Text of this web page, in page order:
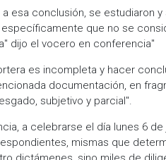
esa conclusión, se estudiaron y
que no se
dijo el vocero en conferencia"
es incompleta y hacer
documentación, en
subjetivo y parcial".
a celebrarse el día lunes 6
mismas que